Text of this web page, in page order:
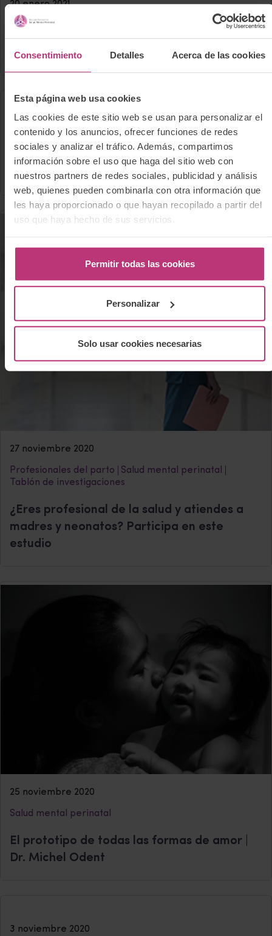
Consentimiento Detalles Acerca de las cookies
Esta página web usa cookies
Las cookies de este sitio web se usan para personalizar el
contenido y los anuncios, ofrecer funciones de redes
sociales y analizar el tráfico. Además, compartimos
información sobre el uso que haga del sitio web con
nuestros partners de redes sociales, publicidad y análisis
web, quienes pueden combinarla con otra información que
les haya proporcionado o que hayan recopilado a partir del
uso que haya hecho de sus servicios.
Permitir todas las cookies
Personalizar
Solo usar cookies necesarias
20 enero 2021
Puerperio
Puerperar
Formación Salud mental perinatal
Nuestros libros de psicología perinatal
27 noviembre 2020
Profesionales del parto
Salud mental perinatal
Tablón de investigaciones
¿Eres profesional de la salud y atiendes a
madres y neonatos? Participa en este
estudio
25 noviembre 2020
Salud mental perinatal
El prototipo de todas las formas de amor |
Dr. Michel Odent
3 noviembre 2020